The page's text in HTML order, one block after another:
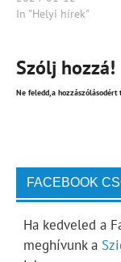
In "Helyi hírek"
Szólj hozzá!
Ne feledd,a hozzászólásodért
FACEBOOK
Ha kedveled a
meghívunk a